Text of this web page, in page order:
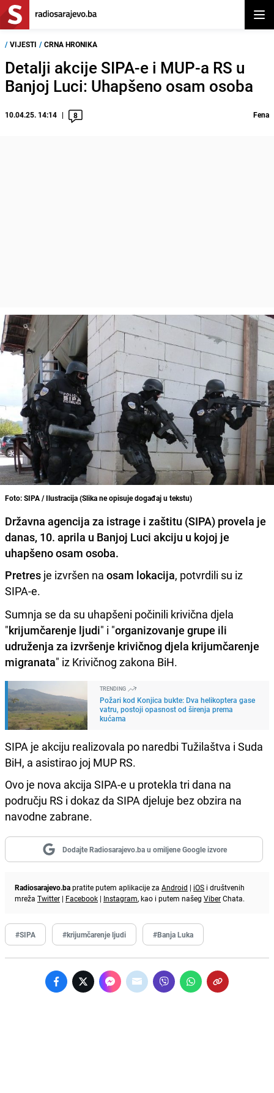
/ VIJESTI / CRNA HRONIKA
Detalji akcije SIPA-e i MUP-a RS u
Banjoj Luci: Uhapšeno osam osoba
10.04.25. 14:14 8 Fena
Foto: SIPA / Ilustracija (Slika ne opisuje događaj u tekstu)
Državna agencija za istrage i zaštitu (SIPA) provela je
danas, 10. aprila u Banjoj Luci akciju u kojoj je
uhapšeno osam osoba.
Pretres je izvršen na osam lokacija, potvrdili su iz
SIPA-e.
Sumnja se da su uhapšeni počinili krivična djela
"krijumčarenje ljudi" i "organizovanje grupe ili
udruženja za izvršenje krivičnog djela krijumčarenje
migranata" iz Krivičnog zakona BiH.
TRENDING
Požari kod Konjica bukte: Dva helikoptera gase
vatru, postoji opasnost od širenja prema
kućama
SIPA je akciju realizovala po naredbi Tužilaštva i Suda
BiH, a asistirao joj MUP RS.
Ovo je nova akcija SIPA-e u protekla tri dana na
području RS i dokaz da SIPA djeluje bez obzira na
navodne zabrane.
Dodajte Radiosarajevo.ba u omiljene Google izvore
Radiosarajevo.bapratite putem aplikacije za Android | iOS i društvenih
mreža Twitter | Facebook | Instagram, kao i putem našeg ViberChata.
#SIPA #krijumčarenje ljudi #Banja Luka